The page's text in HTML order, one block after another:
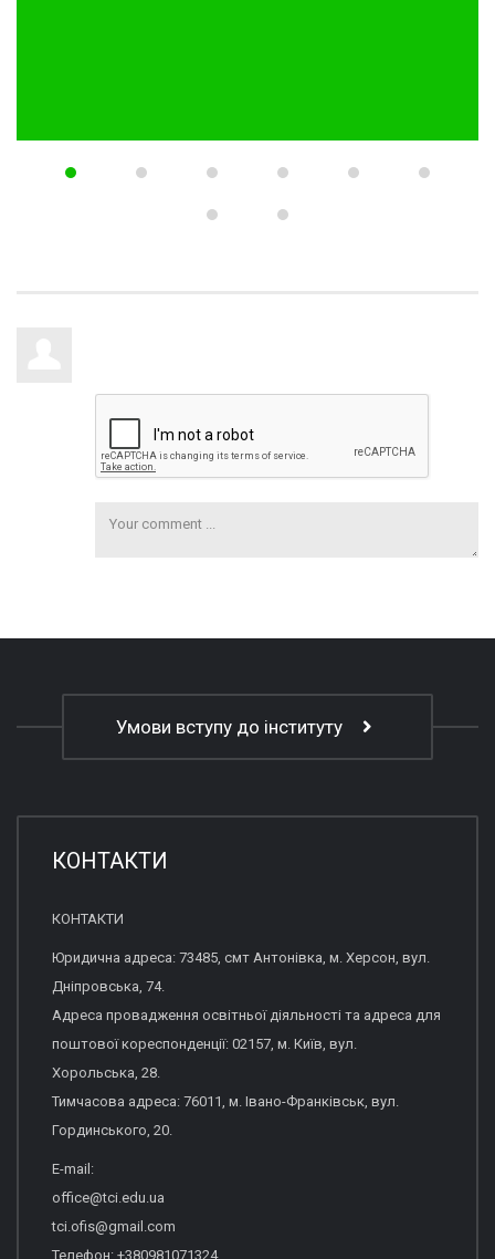
Умови вступу до інституту
КОНТАКТИ
КОНТАКТИ
Юридична адреса: 73485, смт Антонівка, м. Херсон, вул.
Дніпровська, 74.
Адреса провадження освітньої діяльності та адреса для
поштової кореспонденції: 02157, м. Київ, вул.
Хорольська, 28.
Тимчасова адреса: 76011, м. Івано-Франківськ, вул.
Гординського, 20.
E-mail:
office@tci.edu.ua
tci.ofis@gmail.com
Телефон: +380981071324